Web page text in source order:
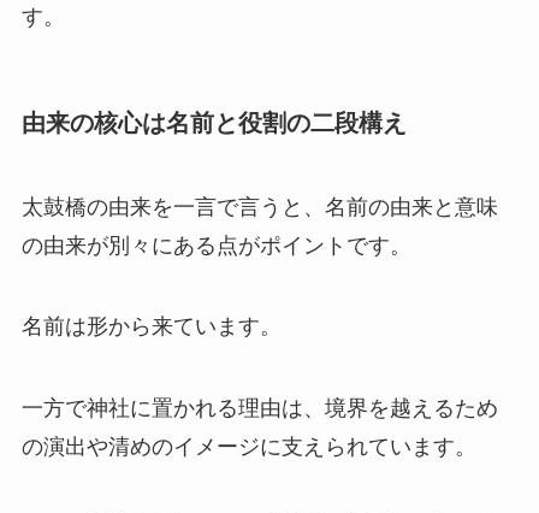
す。
由来の核心は名前と役割の二段構え
太鼓橋の由来を一言で言うと、名前の由来と意味
の由来が別々にある点がポイントです。
名前は形から来ています。
一方で神社に置かれる理由は、境界を越えるため
の演出や清めのイメージに支えられています。